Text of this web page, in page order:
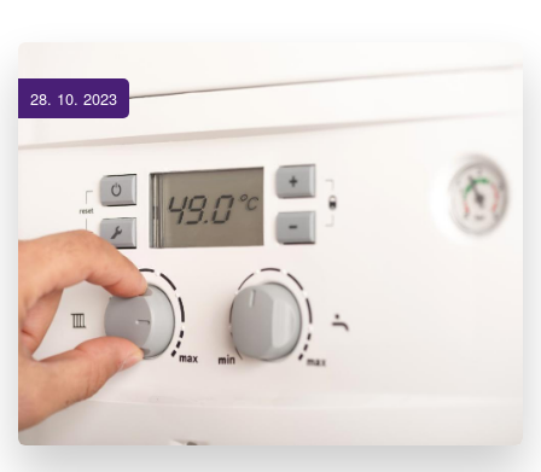
28. 10. 2023